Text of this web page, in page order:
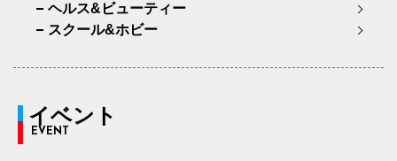
ヘルス&ビューティー
スクール&ホビー
イベント
EVENT